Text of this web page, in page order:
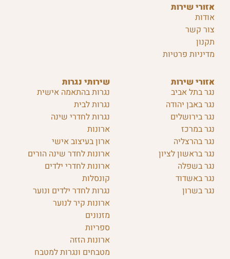
שירותי נגרות
נגרות בהתאמה אישית
נגרות לבית
נגרות לחדרי שינה
ארונות
ארון בעיצוב אישי
ארונות לחדר שינה הורים
ארונות לחדרי ילדים
קונסלות
נגרות לחדר ילדים ונוער
ארונות קיר לנוער
מזנונים
ספריות
ארונות הזזה
מטבחים ונגרות למטבח
אזורי שירות
נגר בתל אביב
נגר באבן יהודה
נגר בירושלים
נגר במרכז
נגר בהרצליה
נגר בראשון לציון
נגר בשפלה
נגר באשדוד
נגר בשרון
אזורי שירות
אודות
צור קשר
תקנון
מדיניות פרטיות